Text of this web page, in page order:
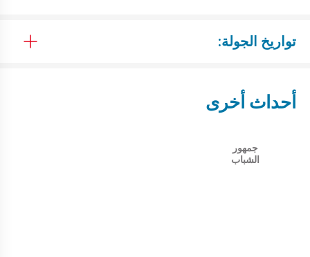
تواريخ الجولة:
أحداث أخرى
جمهور
الشباب